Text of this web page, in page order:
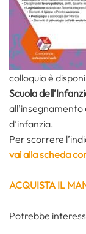
colloquio è
Scuola
all’insegnamento
d’infanzia.
Per scorrere
vai alla scheda
ACQUISTA IL
Potrebbe